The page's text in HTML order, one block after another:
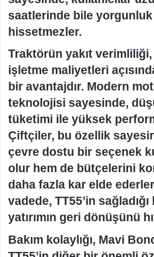
saatlerinde bile yorgunluk
hissetmezler.
Traktörün yakıt
işletme maliyetleri
bir avantajdır. Modern
teknolojisi sayesinde,
tüketimi ile yüksek
Çiftçiler, bu özellik
çevre dostu bir seçenek
olur hem de bütçelerini
daha fazla kar elde
vadede, TT55’in
yatırımın geri dönüşünü
Bakım kolaylığı, Mavi